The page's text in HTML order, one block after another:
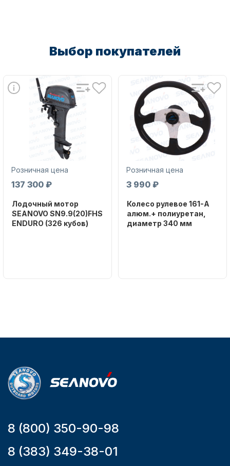
Аксессуары для лодок и
катеров
Подобрать запчасти для
лодочных моторов
Выбор покупателей
Розничная цена
137 300 ₽
Лодочный мотор
SEANOVO SN9.9(20)FHS
ENDURO (326 кубов)
Розничная цена
3 990 ₽
Колесо рулевое 161-A
алюм.+ полиуретан,
диаметр 340 мм
8 (800) 350-90-98
8 (383) 349-38-01